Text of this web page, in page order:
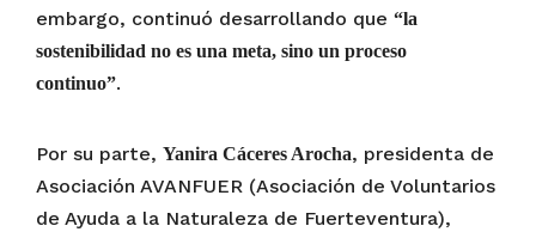
embargo, continuó desarrollando que “la
sostenibilidad no es una meta, sino un proceso
continuo”.
Por su parte, Yanira Cáceres Arocha, presidenta de
Asociación AVANFUER (Asociación de Voluntarios
de Ayuda a la Naturaleza de Fuerteventura),